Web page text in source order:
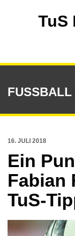
TuS
FUSSBALL
16. JULI 2018
Ein
Fabian
TuS-